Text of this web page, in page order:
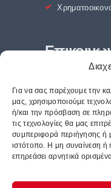
Για να σας παρέχουμε την
μας, χρησιμοποιούμε
ή/και την πρόσβαση σε
τις τεχνολογίες θα μας
συμπεριφορά περιήγησης ή
ιστότοπο. Η μη συναίνεση ή
επηρεάσει αρνητικά